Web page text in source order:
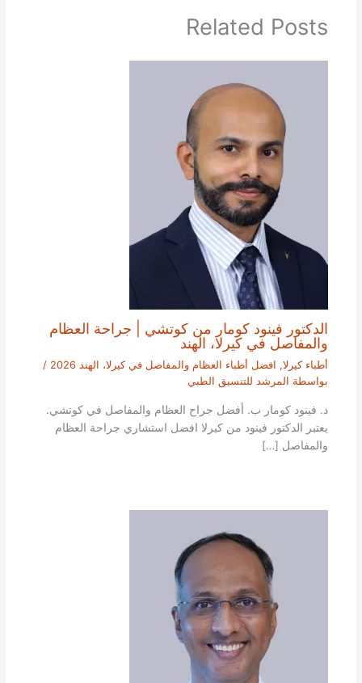
Related Posts
الدكتور فينود كومار من كوتشي | جراحة العظام
والمفاصل في كيرلا، الهند
أطباء كيرلا, افضل أطباء العظام والمفاصل في كيرلا، الهند 2026
/
بواسطة المرشد للتنسيق الطبي
د. فينود كومار ب. أفضل جراح العظام والمفاصل في كوتشي.
يعتبر الدكتور فينود من كيرلا افضل استشاري جراحة العظام
والمفاصل […]